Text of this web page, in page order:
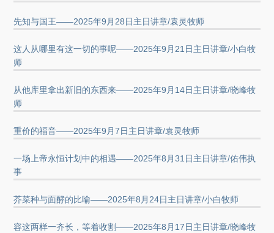
先知与国王——2025年9月28日主日讲章/袁灵牧师
这人从哪里有这一切的事呢——2025年9月21日主日讲章/小白牧
师
从他库里拿出新旧的东西来——2025年9月14日主日讲章/晓峰牧
师
重价的福音——2025年9月7日主日讲章/袁灵牧师
一场上帝永恒计划中的相遇——2025年8月31日主日讲章/佑伟执
事
芥菜种与面酵的比喻——2025年8月24日主日讲章/小白牧师
容这两样一齐长，等着收割——2025年8月17日主日讲章/晓峰牧